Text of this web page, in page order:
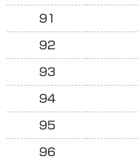
91
92
93
94
95
96